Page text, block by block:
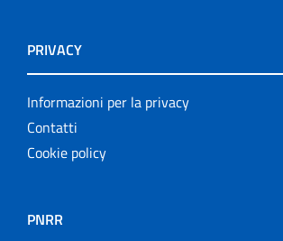
PRIVACY
Informazioni per la privacy
Contatti
Cookie policy
PNRR